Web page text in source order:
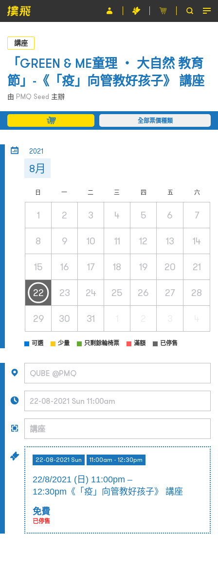
節目
主辦單位
關於撲飛
條款及細則
EN
講座
「GREEN & ME童理 ‧ 大自然 教育
節」-《「疫」向管教好孩子》 講座
由 PMQ Seed 主辦
全部票價種類
2021
8月
日 一 二 三 四 五 六
1 2 3 4 5 6 7
8 9 10 11 12 13 14
15 16 17 18 19 20 21
22 23 24 25 26 27 28
29 30 31
可選 少量 只剩餘輪椅票 滿額 已停售
22-08-2021 Sun 11:00am - 12:30pm
22/8/2021 (日) 11:00pm –
12:30pm《「疫」向管教好孩子》 講座
免費
已停售